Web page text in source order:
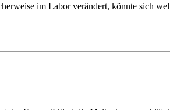
im Labor verändert, könnte sich